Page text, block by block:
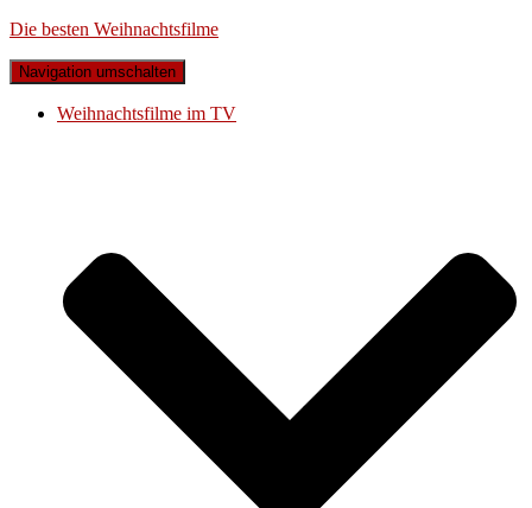
Die besten Weihnachtsfilme
Navigation umschalten
Weihnachtsfilme im TV